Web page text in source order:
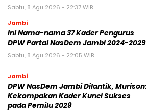
Sabtu, 8 Agu 2026 - 22:37 WIB
Jambi
Ini Nama-nama 37 Kader Pengurus
DPW Partai NasDem Jambi 2024-2029
Sabtu, 8 Agu 2026 - 22:05 WIB
Jambi
DPW NasDem Jambi Dilantik, Murison:
Kekompakan Kader Kunci Sukses
pada Pemilu 2029